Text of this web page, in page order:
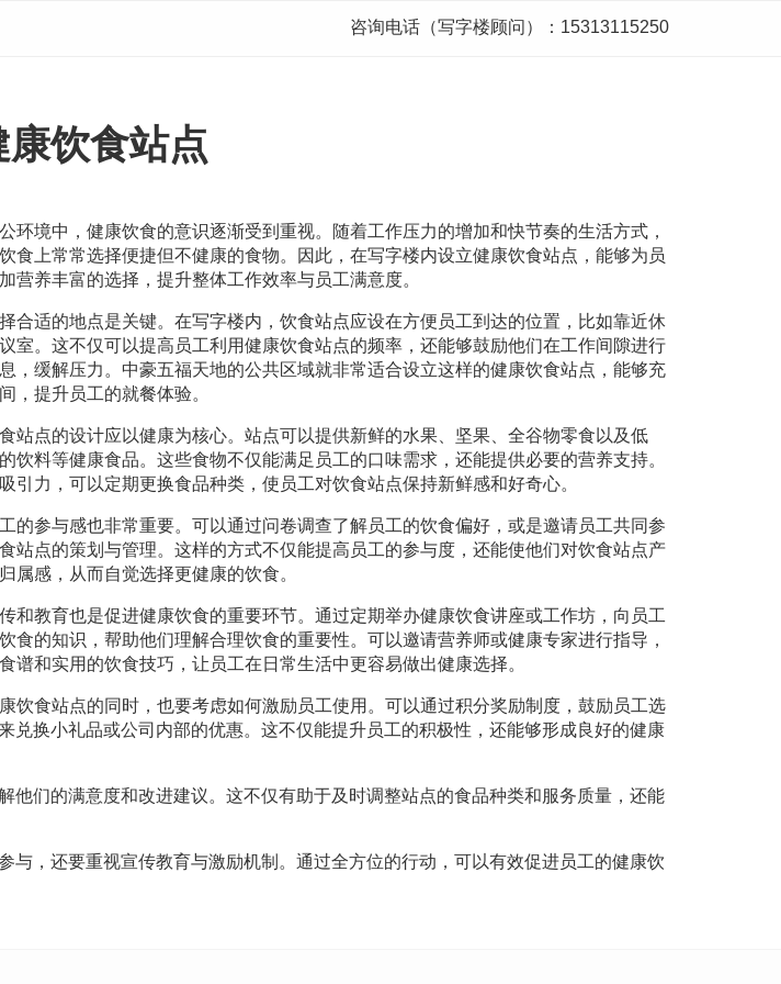
咨询电话（写字楼顾问）：15313115250
饮食站点
环境中，健康饮食的意识逐渐受到重视。随着工作压力的增加和快节奏的生活方式，
食上常常选择便捷但不健康的食物。因此，在写字楼内设立健康饮食站点，能够为员
营养丰富的选择，提升整体工作效率与员工满意度。
合适的地点是关键。在写字楼内，饮食站点应设在方便员工到达的位置，比如靠近休
室。这不仅可以提高员工利用健康饮食站点的频率，还能够鼓励他们在工作间隙进行
，缓解压力。中豪五福天地的公共区域就非常适合设立这样的健康饮食站点，能够充
，提升员工的就餐体验。
站点的设计应以健康为核心。站点可以提供新鲜的水果、坚果、全谷物零食以及低
饮料等健康食品。这些食物不仅能满足员工的口味需求，还能提供必要的营养支持。
引力，可以定期更换食品种类，使员工对饮食站点保持新鲜感和好奇心。
的参与感也非常重要。可以通过问卷调查了解员工的饮食偏好，或是邀请员工共同参
站点的策划与管理。这样的方式不仅能提高员工的参与度，还能使他们对饮食站点产
属感，从而自觉选择更健康的饮食。
和教育也是促进健康饮食的重要环节。通过定期举办健康饮食讲座或工作坊，向员工
食的知识，帮助他们理解合理饮食的重要性。可以邀请营养师或健康专家进行指导，
谱和实用的饮食技巧，让员工在日常生活中更容易做出健康选择。
饮食站点的同时，也要考虑如何激励员工使用。可以通过积分奖励制度，鼓励员工选
换小礼品或公司内部的优惠。这不仅能提升员工的积极性，还能够形成良好的健康
们的满意度和改进建议。这不仅有助于及时调整站点的食品种类和服务质量，还能
，还要重视宣传教育与激励机制。通过全方位的行动，可以有效促进员工的健康饮